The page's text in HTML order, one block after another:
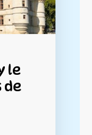
le
de